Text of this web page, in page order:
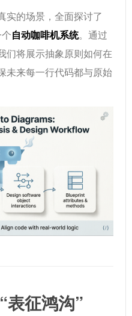
实的场景，全面探讨了
自动咖啡机系统。通过
们将展示抽象原则如何在
未来每一行代码都与原始
表征鸿沟”